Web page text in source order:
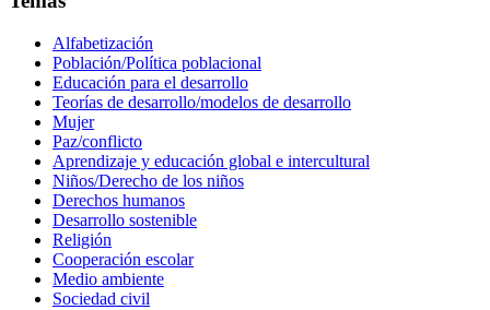
Alfabetización
Población/Política poblacional
Educación para el desarrollo
Teorías de desarrollo/modelos de desarrollo
Mujer
Paz/conflicto
Aprendizaje y educación global e intercultural
Niños/Derecho de los niños
Derechos humanos
Desarrollo sostenible
Religión
Cooperación escolar
Medio ambiente
Sociedad civil